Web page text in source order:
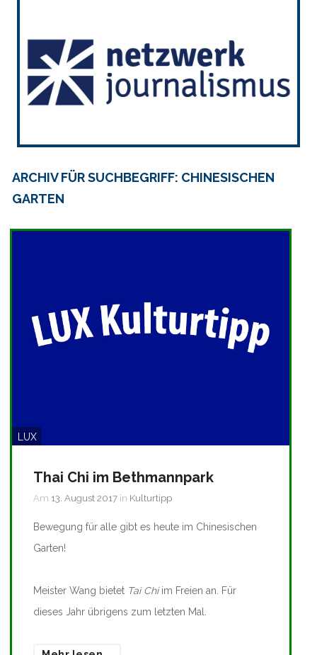
ARCHIV FÜR SUCHBEGRIFF: CHINESISCHEN
GARTEN
LUX
Thai Chi im Bethmannpark
Am 13. August 2017 in Kulturtipp
Bewegung für alle gibt es heute im Chinesischen
Garten!
Meister Wang bietet Tai Chiim Freien an. Für
dieses Jahr übrigens zum letzten Mal.